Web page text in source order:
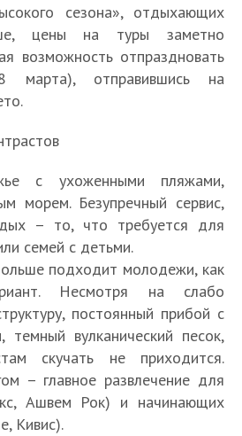
сезона», отдыхающих
цены на туры заметно
возможность отпраздновать
марта), отправившись на
с ухоженными пляжами,
морем. Безупречный сервис,
– то, что требуется для
семей с детьми.
подходит молодежи, как
Несмотря на слабо
постоянный прибой с
темный вулканический песок,
скучать не приходится.
– главное развлечение для
Ашвем Рок) и начинающих
Кивис).